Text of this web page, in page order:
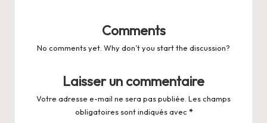
Comments
No comments yet. Why don’t you start the discussion?
Laisser un commentaire
Votre adresse e-mail ne sera pas publiée. Les champs
obligatoires sont indiqués avec *